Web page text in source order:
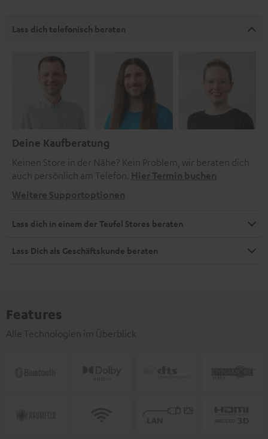
Lass dich telefonisch beraten
Deine Kaufberatung
Keinen Store in der Nähe? Kein Problem, wir beraten dich
auch persönlich am Telefon. Hier Termin buchen
Weitere Supportoptionen
Lass dich in einem der Teufel Stores beraten
Lass Dich als Geschäftskunde beraten
Features
Alle Technologien im Überblick